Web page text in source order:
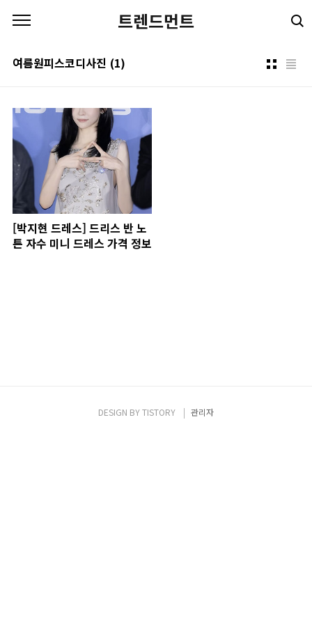
트렌드먼트
여름원피스코디사진 (1)
[박지현 드레스] 드리스 반 노
튼 자수 미니 드레스 가격 정보
DESIGN BYTISTORY 관리자